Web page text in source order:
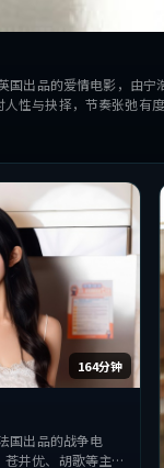
国出品的爱情电影，由
性与抉择，节奏张弛有
164分钟
国出品的战争电
井优、胡歌等主